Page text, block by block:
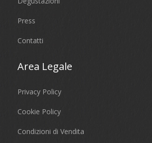
Press
Contatti
Area Legale
Privacy Policy
Cookie Policy
Condizioni di Vendita